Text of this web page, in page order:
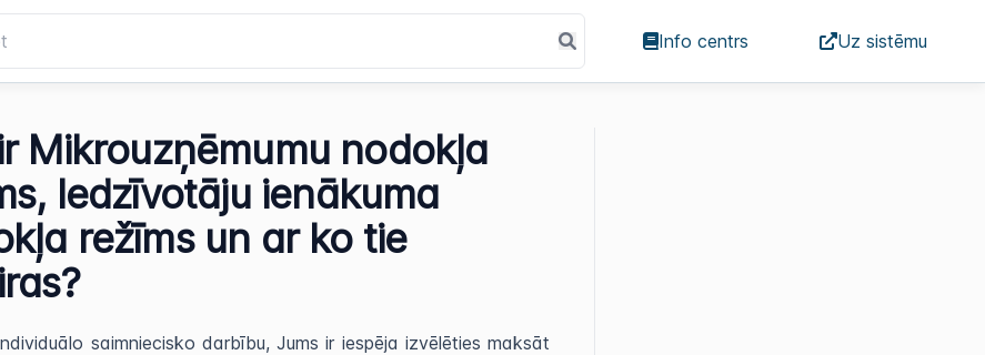
Info centrs Uz sistēmu
Mikrouzņēmumu nodokļa
Iedzīvotāju ienākuma
režīms un ar ko tie
saimniecisko darbību, Jums ir iespēja izvēlēties maksāt